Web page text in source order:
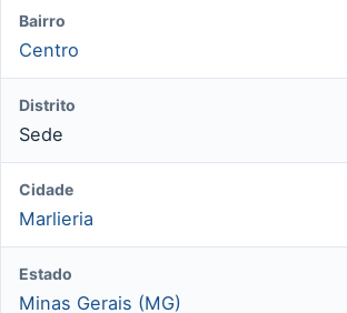
Bairro
Centro
Distrito
Sede
Cidade
Marlieria
Estado
Minas Gerais (MG)